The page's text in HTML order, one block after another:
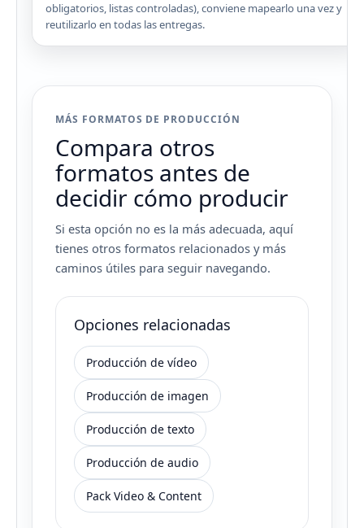
obligatorios, listas controladas), conviene mapearlo una vez y
reutilizarlo en todas las entregas.
MÁS FORMATOS DE PRODUCCIÓN
Compara otros
formatos antes de
decidir cómo producir
Si esta opción no es la más adecuada, aquí
tienes otros formatos relacionados y más
caminos útiles para seguir navegando.
Opciones relacionadas
Producción de vídeo
Producción de imagen
Producción de texto
Producción de audio
Pack Video & Content